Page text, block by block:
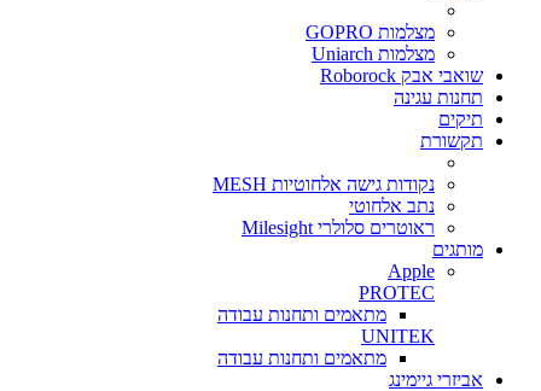
מצלמות GOPRO
מצלמות Uniarch
שואבי אבק Roborock
תחנות עגינה
תיקים
תקשורת
נקודות גישה אלחוטיות MESH
נתב אלחוטי
ראוטרים סלולרי Milesight
מותגים
Apple
PROTEC
מתאמים ותחנות עבודה
UNITEK
מתאמים ותחנות עבודה
אביזרי גיימינג